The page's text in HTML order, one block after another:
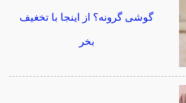
گوشی گرونه؟ از اینجا با تخغیف
بخر